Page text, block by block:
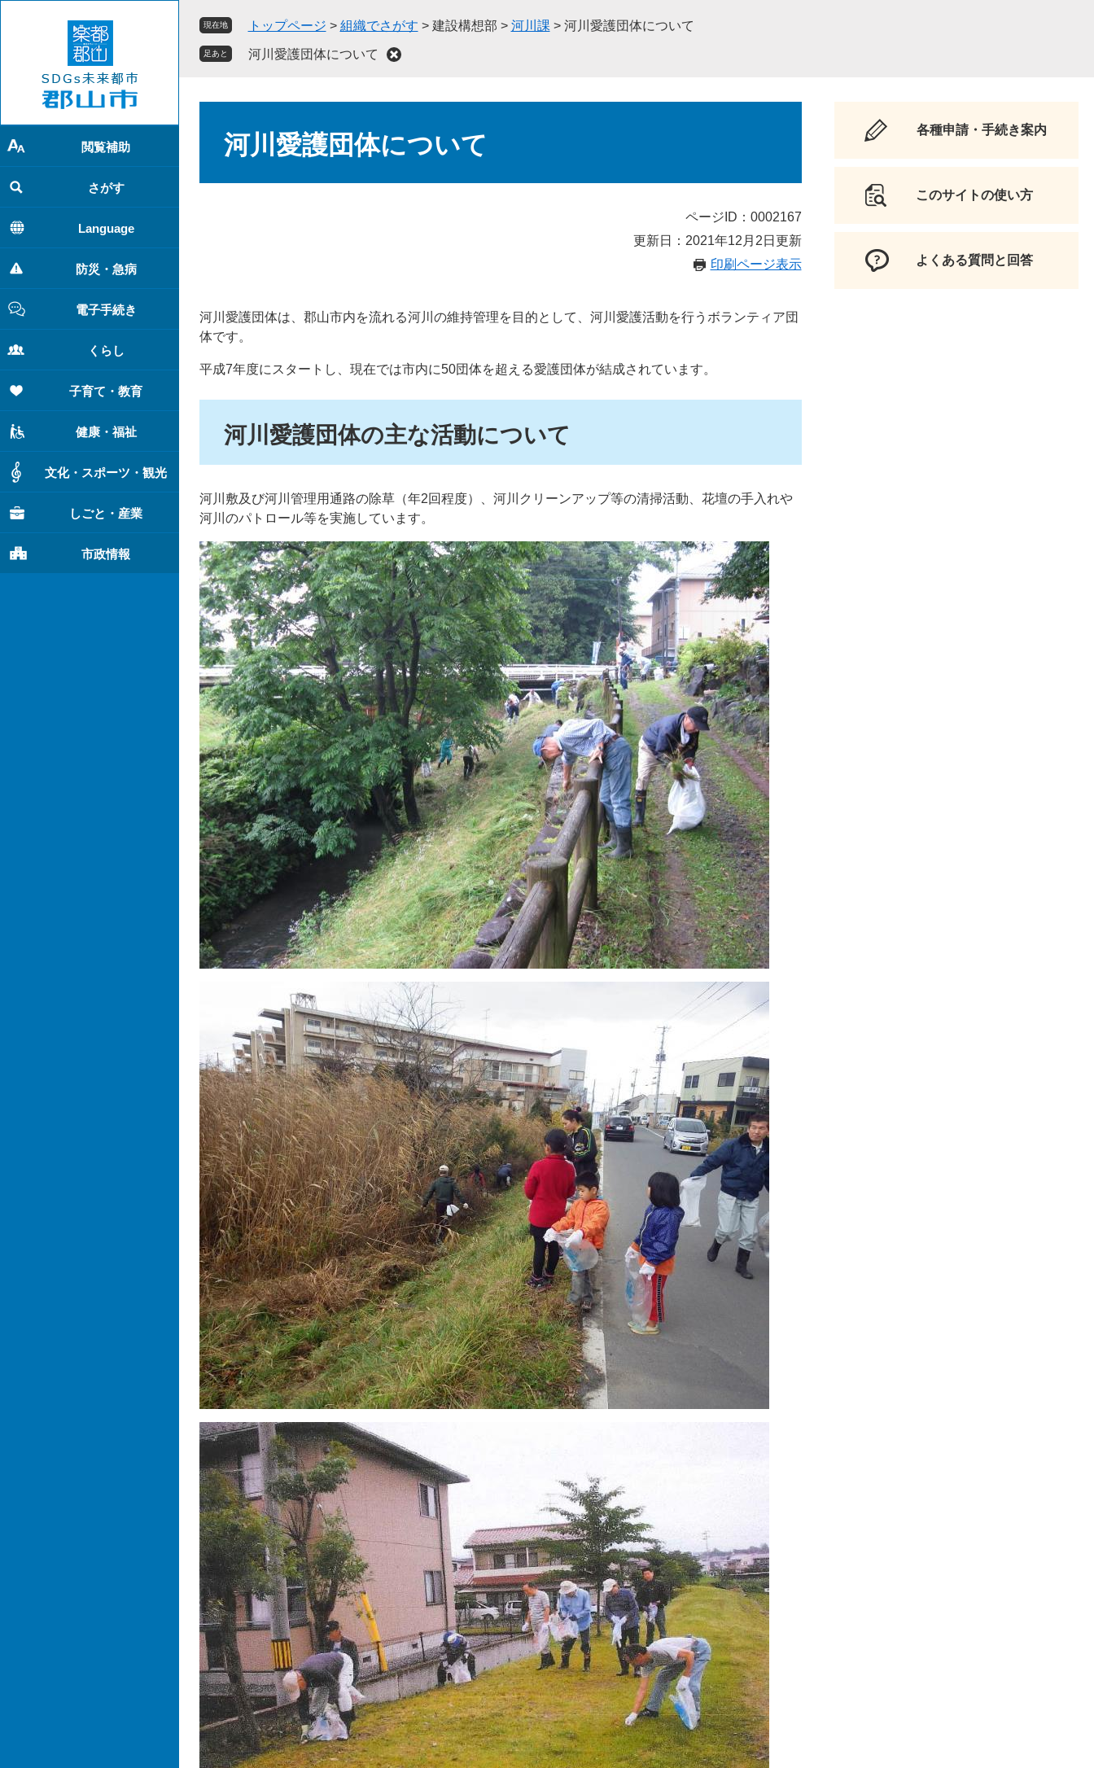
で
す
。
ば
し
て
本
文
へ
閲覧補助
さがす
Language
防災・急病
電子手続き
くらし
子育て・教育
健康・福祉
文化・スポーツ・観光
しごと・産業
市政情報
現在地 トップページ > 組織でさがす > 建設構想部 > 河川課 > 河川愛護団体について
足あと 河川愛護団体について
河川愛護団体について
ページID：0002167
更新日：2021年12月2日更新
印刷ページ表示
河川愛護団体は、郡山市内を流れる河川の維持管理を目的として、河川愛護活動を行うボランティア団
体です。
平成7年度にスタートし、現在では市内に50団体を超える愛護団体が結成されています。
河川愛護団体の主な活動について
河川敷及び河川管理用通路の除草（年2回程度）、河川クリーンアップ等の清掃活動、花壇の手入れや
河川のパトロール等を実施しています。
各種申請・手続き案内
このサイトの使い方
よくある質問と回答